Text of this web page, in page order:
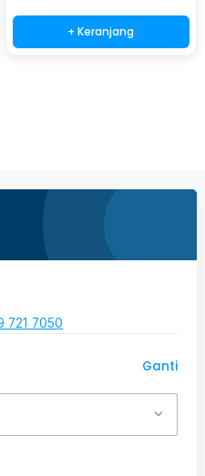
+ Keranjang
721 7050
Ganti